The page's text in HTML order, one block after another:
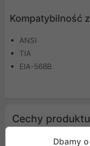
Kompatybilność
ANSI
TIA
EIA-568B
Cechy produktu
Dbamy